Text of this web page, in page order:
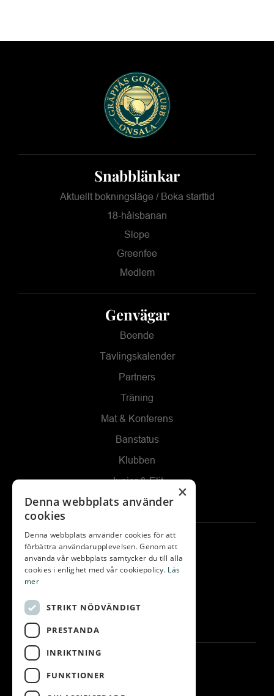
Snabblänkar
Aktuellt bokningsläge / Boka starttid
18-hålsbanan
Slope
Greenfee
Medlem
Genvägar
Boende
Tävlingskalender
Partners
Träning
Mat & Konferens
Banstatus
Klubben
Junior & Elit
Kommittéer
Kontakta oss
Gräppås Golfbaneväg 60
Telefon:0300-28 555
×
Denna webbplats använder
cookies
Denna webbplats använder cookies för att
förbättra användarupplevelsen. Genom att
använda vår webbplats samtycker du till alla
cookies i enlighet med vår cookiepolicy. Läs
mer
STRIKT NÖDVÄNDIGT
PRESTANDA
INRIKTNING
FUNKTIONER